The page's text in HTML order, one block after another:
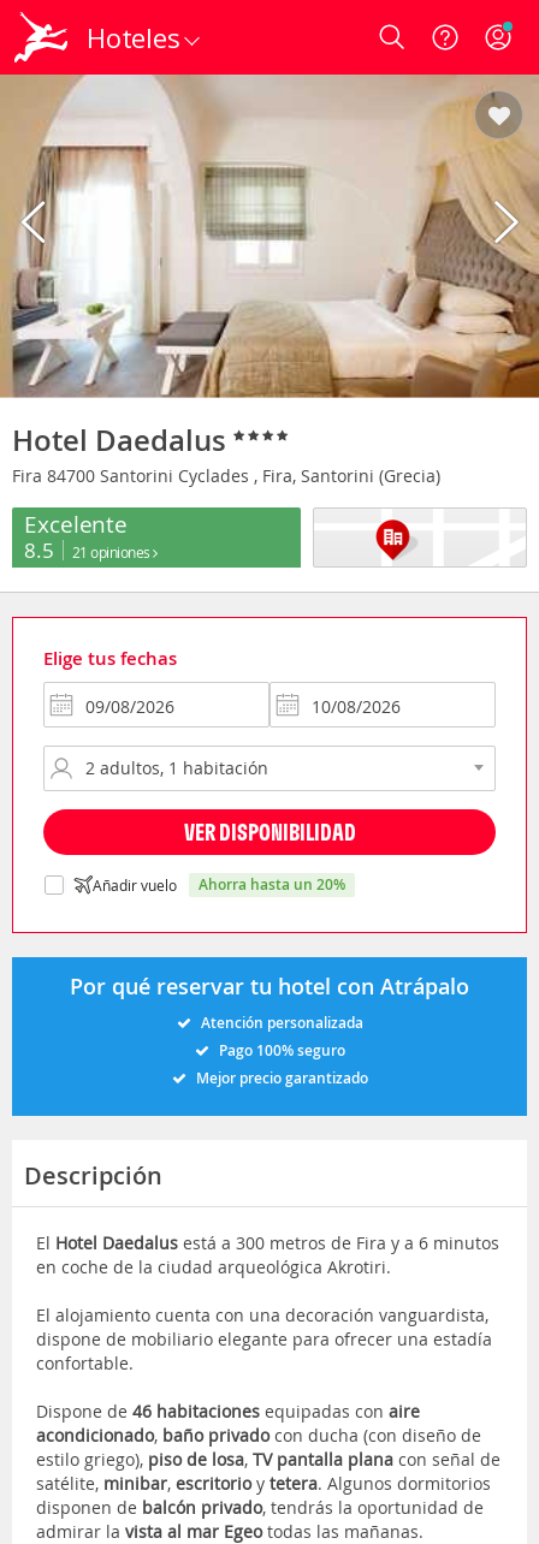
Hoteles Login
Hotel Daedalus
Fira 84700 Santorini Cyclades , Fira, Santorini (Grecia)
Excelente
8.5 21 opiniones
Elige tus fechas
VER DISPONIBILIDAD
Añadir vuelo ahorra hasta un 20%
Por qué reservar tu hotel con Atrápalo
Atención personalizada
Pago 100% seguro
Mejor precio garantizado
Descripción
El Hotel Daedalus está a 300 metros de Fira y a 6 minutos
en coche de la ciudad arqueológica Akrotiri.
El alojamiento cuenta con una decoración vanguardista,
dispone de mobiliario elegante para ofrecer una estadía
confortable.
Dispone de 46 habitaciones equipadas con aire
acondicionado, baño privadocon ducha (con diseño de
estilo griego), piso de losa, TV pantalla plana con señal de
satélite, minibar, escritorioy tetera. Algunos dormitorios
disponen de balcón privado, tendrás la oportunidad de
admirar la vista al mar Egeotodas las mañanas.